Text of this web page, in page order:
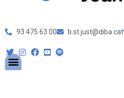
93 475 63 00 b.st.just@diba.cat